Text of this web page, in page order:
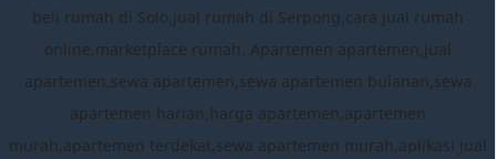
beli rumah di Solo,jual rumah di Serpong,cara jual rumah
online,marketplace rumah. Apartemen apartemen,jual
apartemen,sewa apartemen,sewa apartemen bulanan,sewa
apartemen harian,harga apartemen,apartemen
murah,apartemen terdekat,sewa apartemen murah,aplikasi jual